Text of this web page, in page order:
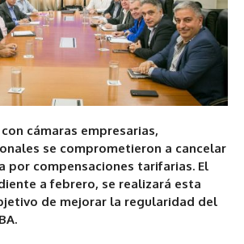
cámaras empresarias,
se comprometieron a cancelar
por compensaciones tarifarias. El
a febrero, se realizará esta
de mejorar la regularidad del